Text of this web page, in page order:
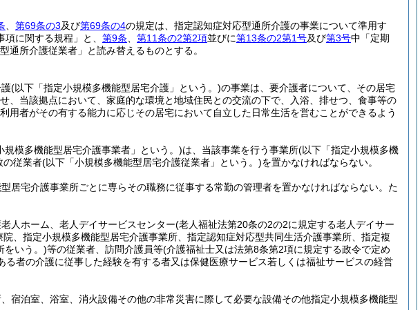
第69条の3及び第69条の4の規定は、指定認知症対応型通所介護の事業について準用す
に関する規程」と、 第9条 第11条の2第2項並びに第13条の2第1号及び第3号中「定期
通所介護従業者」と読み替えるものとする。
(以下「指定小規模多機能型居宅介護」という。)の事業は、要介護者について、その居宅
、当該拠点において、家庭的な環境と地域住民との交流の下で、入浴、排せつ、食事等の
用者がその有する能力に応じその居宅において自立した日常生活を営むことができるよう
規模多機能型居宅介護事業者」という。)は、当該事業を行う事業所(以下「指定小規模多機
の従業者(以下「小規模多機能型居宅介護従業者」という。)を置かなければならない。
居宅介護事業所ごとに専らその職務に従事する常勤の管理者を置かなければならない。 た
人ホーム、老人デイサービスセンター(老人福祉法第20条の2の2に規定する老人デイサー
院、指定小規模多機能型居宅介護事業所、指定認知症対応型共同生活介護事業所、指定複
をいう。)等の従業者、訪問介護員等(介護福祉士又は法第8条第2項に規定する政令で定め
る者の介護に従事した経験を有する者又は保健医療サービス若しくは福祉サービスの経営
宿泊室、浴室、消火設備その他の非常災害に際して必要な設備その他指定小規模多機能型